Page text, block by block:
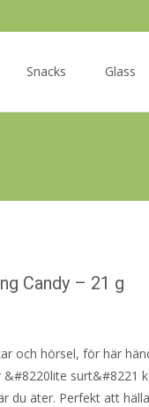
Snacks Glass
Candy – 21 g
och hörsel, för här
surt&#8221
du äter. Perfekt att